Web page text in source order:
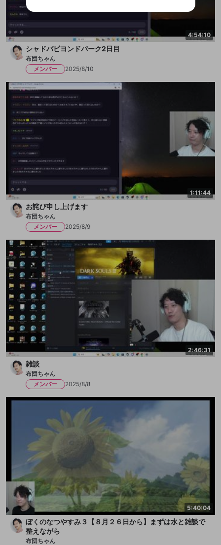
4:54:10
シャドバビヨンドパーク2日目
布団ちゃん
メンバー
2025/8/10
1:11:44
お詫び申し上げます
布団ちゃん
メンバー
2025/8/9
2:46:31
雑談
布団ちゃん
メンバー
2025/8/8
5:40:04
ぼくのなつやすみ３【８月２６日から】まずは水と雑談で
整えながら
布団ちゃん
サービスとのID連携に関する同意事項 に同意頂いた上
で、次にお進みください
アカウント作成
mellow-fanからのお得な情報をメールで受
け取る
サービスとのID連携に関する同意事項 に同意頂いた上
で、次にお進みください
あとで登録
誤解を招く配信設定
ゲームの録画禁止区域の配信
改造版・海賊版ソフトの配信
政治的・宗教的・人種的な内容
その他の問題
閉じる
外部サービスとのID連携に関する同意事項
Discordとは？